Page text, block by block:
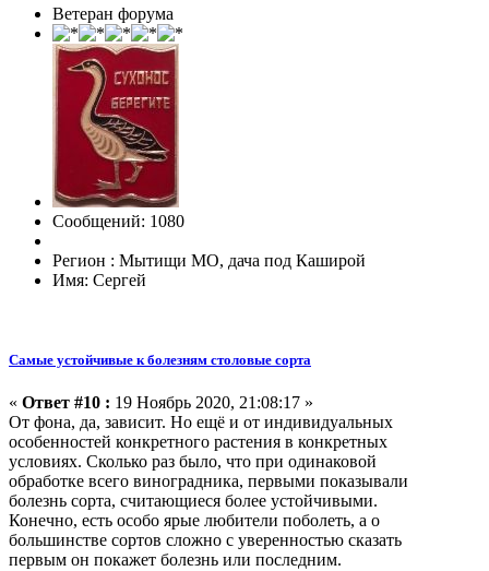
Ветеран форума
Сообщений: 1080
Регион : Мытищи МО, дача под Каширой
Имя: Сергей
Самые устойчивые к болезням столовые сорта
« Ответ #10 : 19 Ноябрь 2020, 21:08:17 »
От фона, да, зависит. Но ещё и от индивидуальных
особенностей конкретного растения в конкретных
условиях. Сколько раз было, что при одинаковой
обработке всего виноградника, первыми показывали
болезнь сорта, считающиеся более устойчивыми.
Конечно, есть особо ярые любители поболеть, а о
большинстве сортов сложно с уверенностью сказать
первым он покажет болезнь или последним.